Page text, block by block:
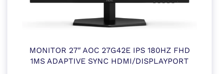
MONITOR 27″ AOC 27G42E IPS 180HZ FHD
1MS ADAPTIVE SYNC HDMI/DISPLAYPORT